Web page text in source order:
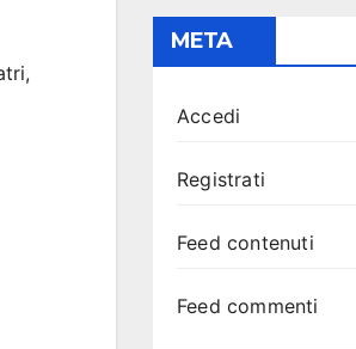
META
Accedi
Registrati
Feed contenuti
Feed commenti